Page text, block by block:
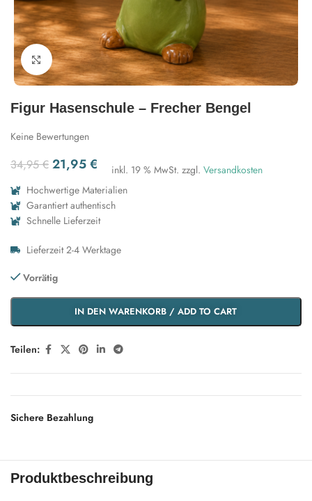
Zum Vergrößern klicken
Figur Hasenschule – Frecher Bengel
Keine Bewertungen
34,95€ 21,95€ inkl. 19 % MwSt. zzgl. Versandkosten
Hochwertige Materialien
Garantiert authentisch
Schnelle Lieferzeit
Lieferzeit 2-4 Werktage
Vorrätig
IN DEN WARENKORB / ADD TO CART
Teilen:
Sichere Bezahlung
Produktbeschreibung